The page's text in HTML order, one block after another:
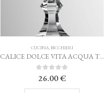
CUCINA,BICCHIERI
CALICE DOLCE VITA ACQUA TRASPARENTE MARIO LUCA GIUSTI
Su 5
26.00€